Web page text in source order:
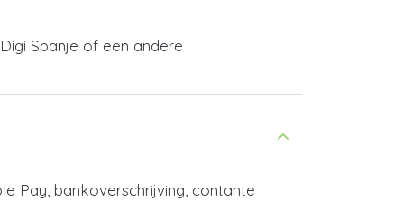
Spanje of een andere
Pay, bankoverschrijving, contante